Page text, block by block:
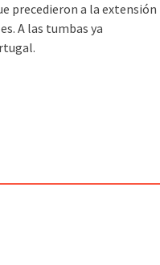
precedieron a la extensión
A las tumbas ya